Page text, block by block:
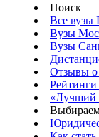
Поиск
Все вузы
Вузы
Вузы
Отзывы о
Рейтинги
«Лучший